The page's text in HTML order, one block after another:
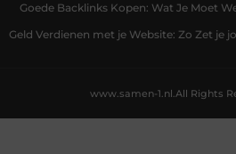
Goede Backlinks Kopen: Wat Je Moet
Geld Verdienen met je Website: Zo Zet
All Rights
www.samen-1.nl.